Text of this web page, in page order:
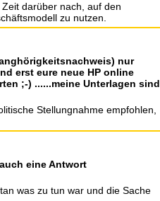
darüber nach, auf den
zu nutzen.
nur
erst eure neue HP online
;-) ......meine Unterlagen sind
Stellungnahme empfohlen,
eine Antwort
was zu tun war und die Sache